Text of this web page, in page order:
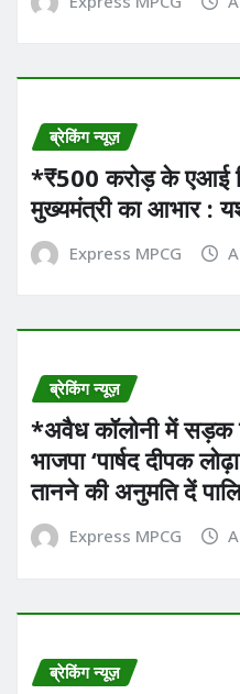
ब्रेकिंग न्यूज़
*₹500 करोड़ के एआई
मुख्यमंत्री का आभार :
Express MPCG
ब्रेकिंग न्यूज़
*अवैध कॉलोनी में सड़क
भाजपा ‘पार्षद दीपक
तानने की अनुमति दें
Express MPCG
ब्रेकिंग न्यूज़